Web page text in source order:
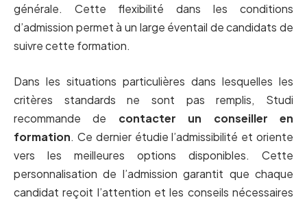
générale. Cette flexibilité dans les conditions
d’admission permet à un large éventail de candidats de
suivre cette formation.
Dans les situations particulières dans lesquelles les
critères standards ne sont pas remplis, Studi
recommande de contacter un conseiller en
formation. Ce dernier étudie l’admissibilité et oriente
vers les meilleures options disponibles. Cette
personnalisation de l’admission garantit que chaque
candidat reçoit l’attention et les conseils nécessaires